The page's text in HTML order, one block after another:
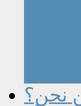
نحن؟